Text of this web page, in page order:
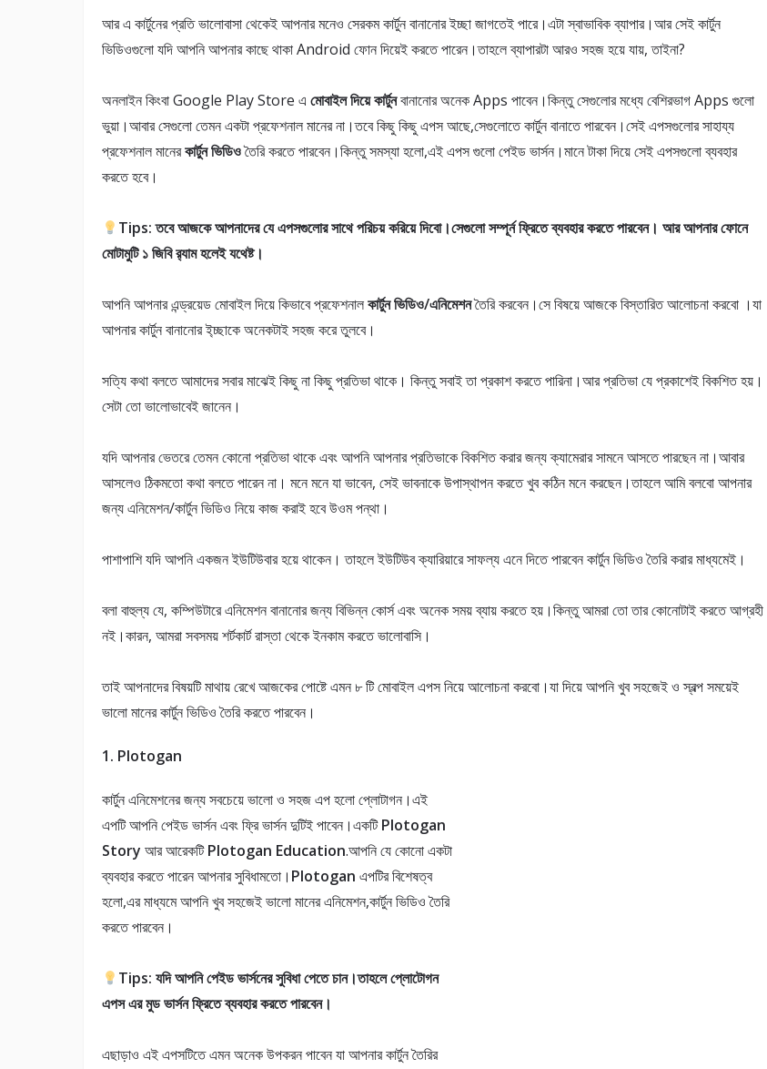
আর এ কার্টুনের প্রতি ভালোবাসা থেকেই আপনার মনেও সেরকম কার্টুন বানানোর ইচ্ছা জাগতেই পারে।এটা স্বাভাবিক ব্যাপার।আর সেই কার্টুন
ভিডিওগুলো যদি আপনি আপনার কাছে থাকা Android ফোন দিয়েই করতে পারেন।তাহলে ব্যাপারটা আরও সহজ হয়ে যায়, তাইনা?
অনলাইন কিংবা Google Play Store এ মোবাইল দিয়ে কার্টুনবানানোর অনেক Apps পাবেন।কিন্তু সেগুলোর মধ্যে বেশিরভাগ Apps গুলো
ভুয়া।আবার সেগুলো তেমন একটা প্রফেশনাল মানের না।তবে কিছু কিছু এপস আছে,সেগুলোতে কার্টুন বানাতে পারবেন।সেই এপসগুলোর সাহায্য
প্রফেশনাল মানেরকার্টুন ভিডিওতৈরি করতে পারবেন।কিন্তু সমস্যা হলো,এই এপস গুলো পেইড ভার্সন।মানে টাকা দিয়ে সেই এপসগুলো ব্যবহার
করতে হবে।
Tips: তবে আজকে আপনাদের যে এপসগুলোর সাথে পরিচয় করিয়ে দিবো।সেগুলো সম্পূর্ন ফ্রিতে ব্যবহার করতে পারবেন। আর আপনার ফোনে
মোটামুটি ১ জিবি র‌্যাম হলেই যথেষ্ট।
আপনি আপনার এন্ড্রয়েড মোবাইল দিয়ে কিভাবে প্রফেশনালকার্টুন ভিডিও/এনিমেশনতৈরি করবেন।সে বিষয়ে আজকে বিস্তারিত আলোচনা করবো ।যা
আপনার কার্টুন বানানোর ই্চ্ছাকে অনেকটাই সহজ করে তুলবে।
সত্যি কথা বলতে আমাদের সবার মাঝেই কিছু না কিছু প্রতিভা থাকে। কিন্তু সবাই তা প্রকাশ করতে পারিনা।আর প্রতিভা যে প্রকাশেই বিকশিত হয়।
সেটা তো ভালোভাবেই জানেন।
যদি আপনার ভেতরে তেমন কোনো প্রতিভা থাকে এবং আপনি আপনার প্রতিভাকে বিকশিত করার জন্য ক্যামেরার সামনে আসতে পারছেন না।আবার
আসলেও ঠিকমতো কথা বলতে পারেন না। মনে মনে যা ভাবেন, সেই ভাবনাকে উপাস্থাপন করতে খুব কঠিন মনে করছেন।তাহলে আমি বলবো আপনার
জন্য এনিমেশন/কার্টুন ভিডিও নিয়ে কাজ করাই হবে উওম পন্থা।
পাশাপাশি যদি আপনি একজন ইউটিউবার হয়ে থাকেন। তাহলে ইউটিউব ক্যারিয়ারে সাফল্য এনে দিতে পারবেন কার্টুন ভিডিও তৈরি করার মাধ্যমেই।
বলা বাহুল্য যে, কম্পিউটারে এনিমেশন বানানোর জন্য বিভিন্ন কোর্স এবং অনেক সময় ব্যায় করতে হয়।কিন্তু আমরা তো তার কোনোটাই করতে আগ্রহী
নই।কারন, আমরা সবসময় শর্টকার্ট রাস্তা থেকে ইনকাম করতে ভালোবাসি।
তাই আপনাদের বিষয়টি মাথায় রেখে আজকের পোষ্টে এমন ৮ টি মোবাইল এপস নিয়ে আলোচনা করবো।যা দিয়ে আপনি খুব সহজেই ও স্বল্প সময়েই
ভালো মানের কার্টুন ভিডিও তৈরি করতে পারবেন।
1. Plotogan
কার্টুন এনিমেশনের জন্য সবচেয়ে ভালো ও সহজ এপ হলো প্লোটাগন।এই
এপটি আপনি পেইড ভার্সন এবং ফ্রি ভার্সন দুটিই পাবেন।একটিPlotogan
Story আর আরেকটিPlotogan Education.আপনি যে কোনো একটা
ব্যবহার করতে পারেন আপনার সুবিধামতো। Plotogan এপটির বিশেষত্ব
হলো,এর মাধ্যমে আপনি খুব সহজেই ভালো মানের এনিমেশন,কার্টুন ভিডিও তৈরি
করতে পারবেন।
Tips: যদি আপনি পেইড ভার্সনের সুবিধা পেতে চান।তাহলে প্লোটোগন
এপস এর মুড ভার্সন ফ্রিতে ব্যবহার করতে পারবেন।
এছাড়াও এই এপসটিতে এমন অনেক উপকরন পাবেন যা আপনার কার্টুন তৈরির